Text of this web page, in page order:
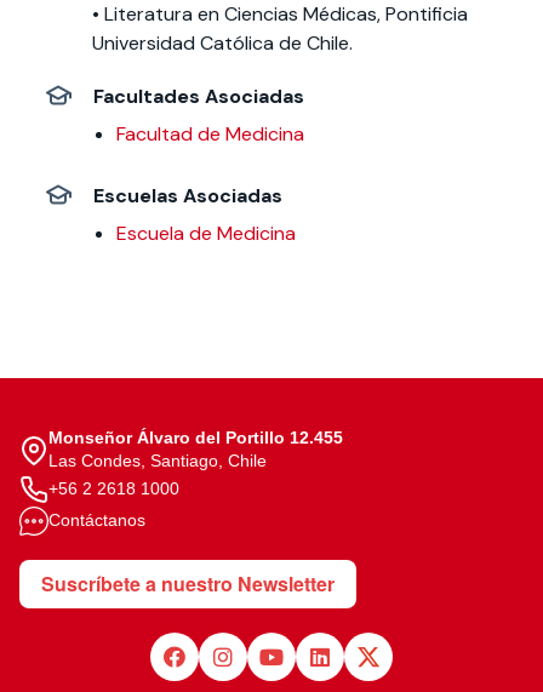
• Literatura en Ciencias Médicas, Pontificia
Universidad Católica de Chile.
Facultades Asociadas
Facultad de Medicina
Escuelas Asociadas
Escuela de Medicina
Monseñor Álvaro del Portillo 12.455
Las Condes, Santiago, Chile
+56 2 2618 1000
Contáctanos
Suscríbete a nuestro Newsletter